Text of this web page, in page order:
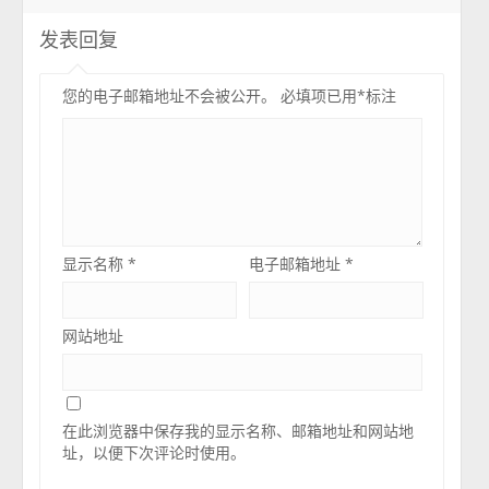
发表回复
您的电子邮箱地址不会被公开。 必填项已用*标注
显示名称* 电子邮箱地址*
网站地址
在此浏览器中保存我的显示名称、邮箱地址和网站地
址，以便下次评论时使用。